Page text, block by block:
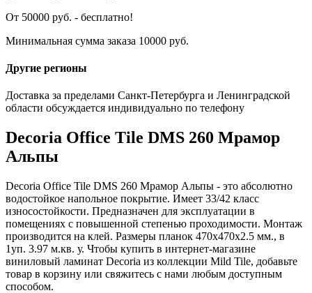
От 50000 руб. - бесплатно!
Минимальная сумма заказа 10000 руб.
Другие регионы
Доставка за пределами Санкт-Петербурга и Ленинградской
области обсуждается индивидуально по телефону
Decoria Office Tile DMS 260 Мрамор
Альпы
Decoria Office Tile DMS 260 Мрамор Альпы - это абсолютно
водостойкое напольное покрытие. Имеет 33/42 класс
износостойкости. Предназначен для эксплуатации в
помещениях с повышенной степенью проходимости. Монтаж
производится на клей. Размеры планок 470x470x2.5 мм., в
1уп. 3.97 м.кв. у. Чтобы купить в интернет-магазине
виниловый ламинат Decoria из коллекции Mild Tile, добавьте
товар в корзину или свяжитесь с нами любым доступным
способом.